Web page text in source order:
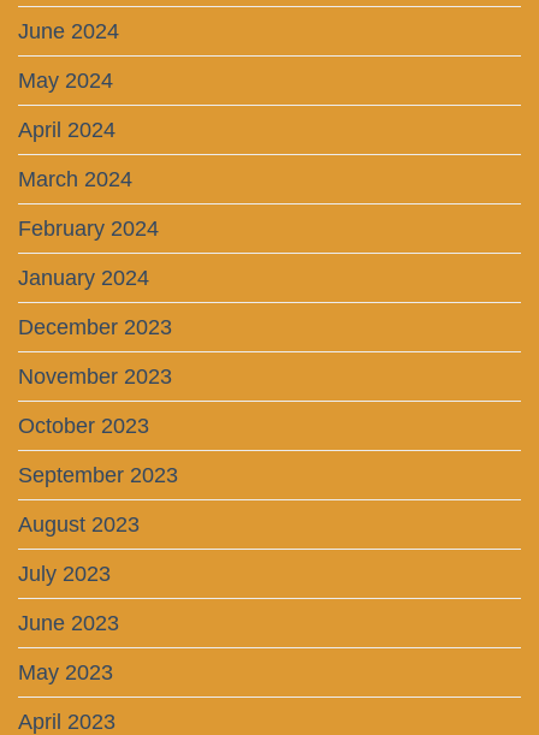
June 2024
May 2024
April 2024
March 2024
February 2024
January 2024
December 2023
November 2023
October 2023
September 2023
August 2023
July 2023
June 2023
May 2023
April 2023